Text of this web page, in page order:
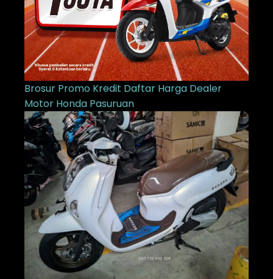
Brosur Promo Kredit Daftar Harga Dealer
Motor Honda Pasuruan